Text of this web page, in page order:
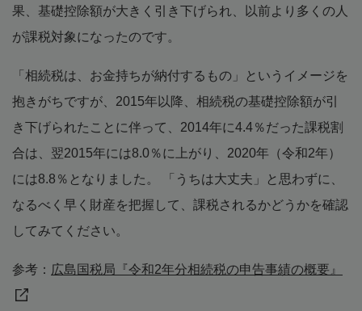
果、基礎控除額が大きく引き下げられ、以前より多くの人
が課税対象になったのです。
「相続税は、お金持ちが納付するもの」というイメージを
抱きがちですが、2015年以降、相続税の基礎控除額が引
き下げられたことに伴って、2014年に4.4％だった課税割
合は、翌2015年には8.0％に上がり、2020年（令和2年）
には8.8％となりました。 「うちは大丈夫」と思わずに、
なるべく早く財産を把握して、課税されるかどうかを確認
してみてください。
参考： 広島国税局『令和2年分相続税の申告事績の概要』